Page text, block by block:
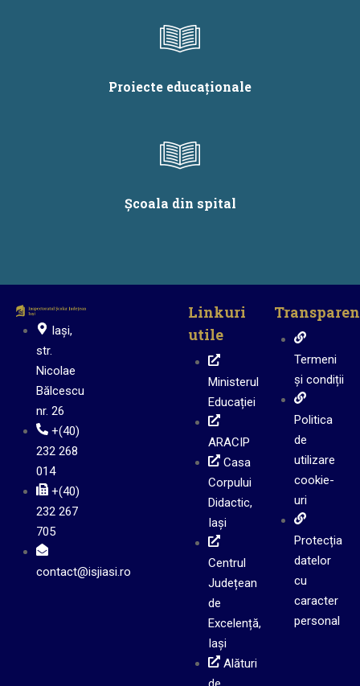
Proiecte educaționale
Școala din spital
Iași,
str.
Nicolae
Bălcescu
nr. 26
+(40)
232 268
014
+(40)
232 267
705
contact@isjiasi.ro
Linkuri
utile
Ministerul
Educației
ARACIP
Casa
Corpului
Didactic,
Iași
Centrul
Județean
de
Excelență,
Iași
Alături
Termeni
și condiții
Politica
de
utilizare
cookie-
uri
Protecția
datelor
cu
caracter
personal